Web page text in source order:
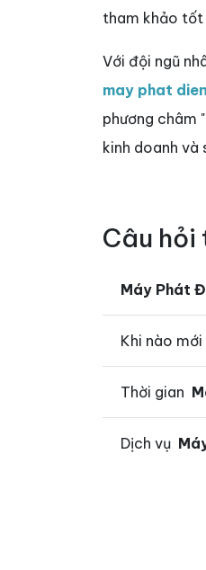
tham khảo tốt
Với đội ngũ
may phat
phương châm
kinh doanh và
Câu hỏi
Máy Phát
Khi nào
Thời gian
Dịch vụ